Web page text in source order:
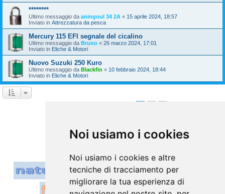
Noi usiamo i cookies
Noi usiamo i cookies e altre
tecniche di tracciamento per
migliorare la tua esperienza di
********
Ultimo messaggio da aningoul 34 2A « 15 aprile 2024, 18:57
Inviato in Attrezzatura da pesca
Mercury 115 EFI segnale del cicalino
Ultimo messaggio da Bruno « 26 marzo 2024, 17:01
Inviato in Eliche & Motori
Nuovo Suzuki 250 Kuro
Ultimo messaggio da Blackfin « 10 febbraio 2024, 18:44
Inviato in Eliche & Motori